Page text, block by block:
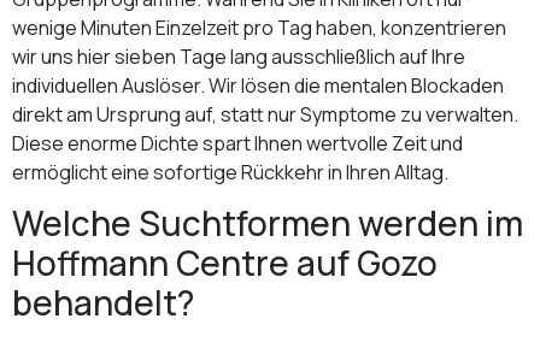
wenige Minuten Einzelzeit pro Tag haben, konzentrieren
wir uns hier sieben Tage lang ausschließlich auf Ihre
individuellen Auslöser. Wir lösen die mentalen Blockaden
direkt am Ursprung auf, statt nur Symptome zu verwalten.
Diese enorme Dichte spart Ihnen wertvolle Zeit und
ermöglicht eine sofortige Rückkehr in Ihren Alltag.
Welche Suchtformen werden im
Hoffmann Centre auf Gozo
behandelt?